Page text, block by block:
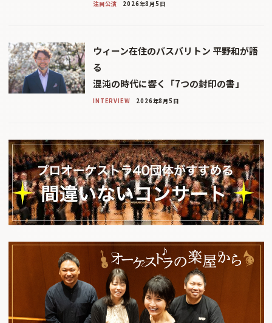
注目公演 2026年8月5日
ウィーン在住のバスバリトン 平野和が語
る
混沌の時代に響く「7つの封印の書」
INTERVIEW 2026年8月5日